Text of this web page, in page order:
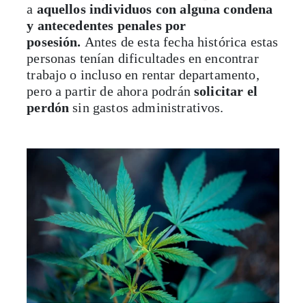
a aquellos individuos con alguna condena
y antecedentes penales por
posesión. Antes de esta fecha histórica estas
personas tenían dificultades en encontrar
trabajo o incluso en rentar departamento,
pero a partir de ahora podrán solicitar el
perdón sin gastos administrativos.